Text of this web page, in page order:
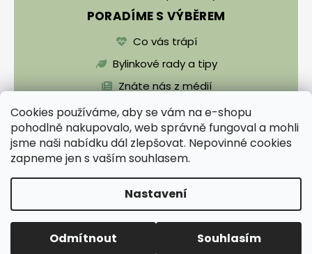
Cookies používáme, aby se vám na e-shopu
pohodlně nakupovalo, web správně fungoval a mohli
jsme naši nabídku dál zlepšovat. Nepovinné cookies
zapneme jen s vaším souhlasem.
Nastavení
Odmítnout Souhlasím
PORADÍME S VÝBĚREM
Co vás trápí
Bylinkové rady a tipy
Znáte nás z médií
Vytvořil Shoptet
Karel pro zdraví. Všechna práva vyhrazena.
Upravit nastavení cookies